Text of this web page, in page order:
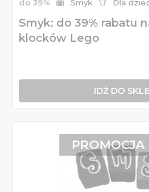
do 39% Smyk Dla
Smyk: do 39% rabatu
klocków Lego
IDŹ DO